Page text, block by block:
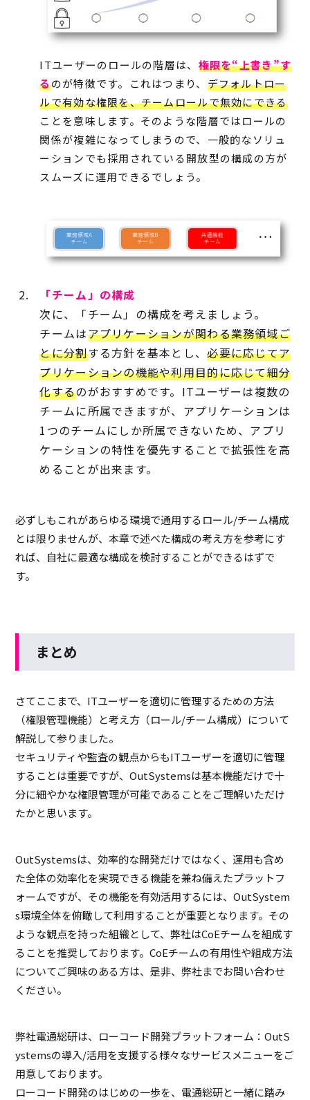
ITユーザーのロールの階層は、 権限を“上書き”す
るのが特徴です。これはつまり、 デフォルトロー
ルで有効な権限を、チームロールで無効にできる
ことを意味します。そのような階層ではロールの
関係が複雑になってしまうので、一般的なソリュ
ーションでも採用されている開放型の構成の方が
スムーズに運用できるでしょう。
「チーム」の構成
次に、「チーム」の構成を考えましょう。
チームはアプリケーションが関わる業務領域ご
とに分割する方針を基本とし、必要に応じてア
プリケーションの機能や利用目的に応じて細分
化するのがおすすめです。ITユーザーは複数の
チームに所属できますが、アプリケーションは
1つのチームにしか所属できないため、アプリ
ケーションの特性を優先することで拡張性を高
めることが出来ます。
必ずしもこれがあらゆる環境で通用するロール/チーム構成
とは限りませんが、本章で述べた構成の考え方を参考にす
れば、自社に最適な構成を検討することができるはずで
す。
まとめ
さてここまで、ITユーザーを適切に管理するための方法
（権限管理機能）と考え方（ロール/チーム構成）について
解説して参りました。
セキュリティや監査の観点からもITユーザーを適切に管理
することは重要ですが、OutSystemsは基本機能だけで十
分に細やかな権限管理が可能であることをご理解いただけ
たかと思います。
OutSystemsは、効率的な開発だけではなく、運用も含め
た全体の効率化を実現できる機能を兼ね備えたプラットフ
ォームですが、その機能を有効活用するには、OutSystem
s環境全体を俯瞰して利用することが重要となります。その
ような観点を持った組織として、弊社はCoEチームを組成す
ることを推奨しております。CoEチームの有用性や組成方法
についてご興味のある方は、是非、弊社までお問い合わせ
ください。
弊社電通総研は、ローコード開発プラットフォーム：OutS
ystemsの導入/活用を支援する様々なサービスメニューをご
用意しております。
ローコード開発のはじめの一歩を、電通総研と一緒に踏み